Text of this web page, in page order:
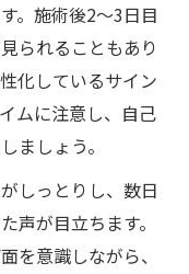
。施術後2～3日目
られることもあり
化しているサイン
ムに注意し、自己
ましょう。
しっとりし、数日
声が目立ちます。
を意識しながら、